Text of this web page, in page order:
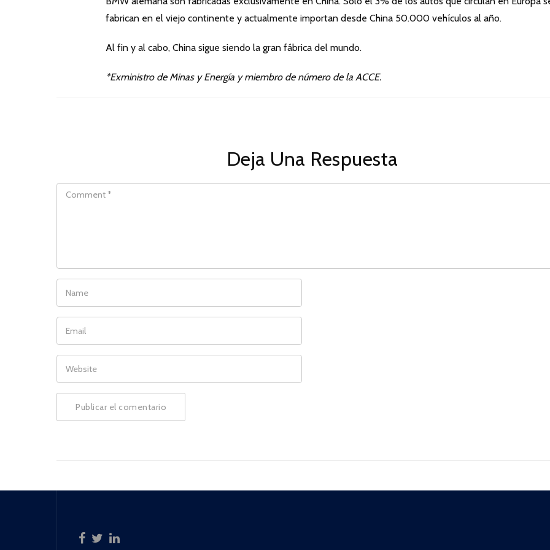
fabrican en el viejo continente y actualmente importan desde China 50.000 vehículos al año.
Al fin y al cabo, China sigue siendo la gran fábrica del mundo.
*Exministro de Minas y Energía y miembro de número de la ACCE.
Deja Una Respuesta
COMMENT
NAME
EMAIL
WEBSITE